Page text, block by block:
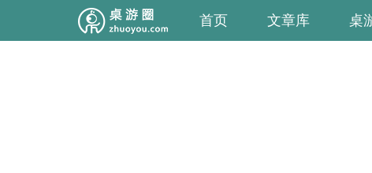
首页 文章库 桌